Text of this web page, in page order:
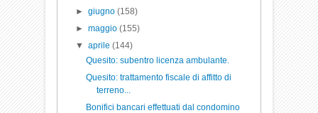
► giugno (158)
► maggio (155)
▼ aprile (144)
Quesito: subentro licenza ambulante.
Quesito: trattamento fiscale di affitto di
terreno...
Bonifici bancari effettuati dal condomino